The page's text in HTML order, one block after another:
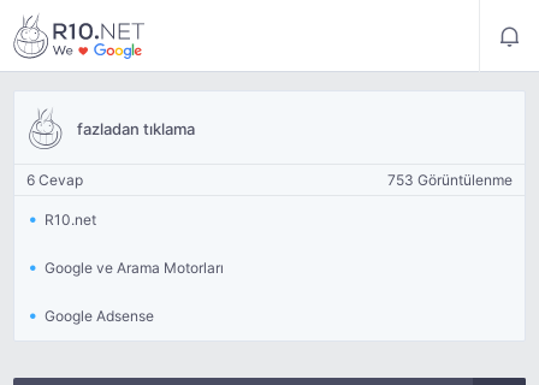
fazladan tıklama
6 Cevap 753 Görüntülenme
R10.net
Google ve Arama Motorları
Google Adsense